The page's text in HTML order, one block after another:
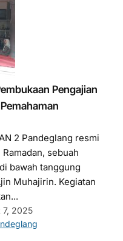
Pengajian
2 Pandeglang resmi
sebuah
bawah tanggung
Muhajirin. Kegiatan
7, 2025